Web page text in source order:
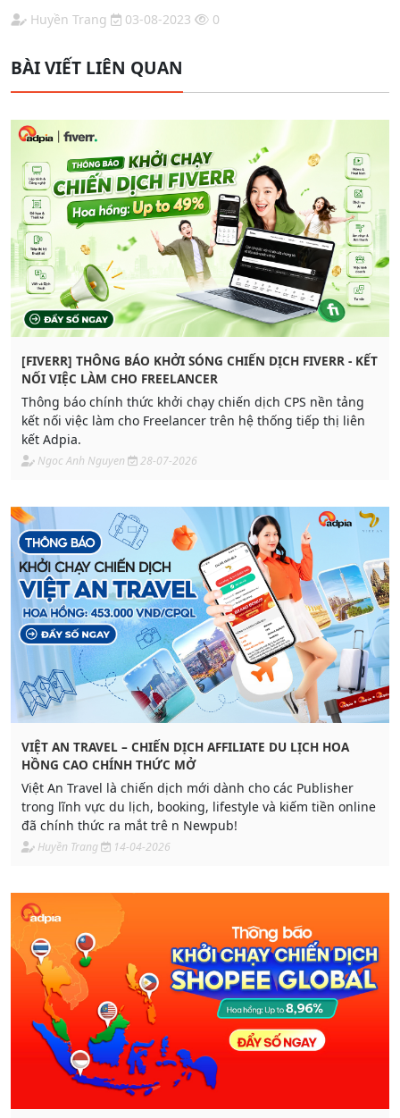
Huyền Trang 03-08-2023 0
BÀI VIẾT LIÊN QUAN
[FIVERR] THÔNG BÁO KHỞI SÓNG CHIẾN DỊCH FIVERR - KẾT
NỐI VIỆC LÀM CHO FREELANCER
Thông báo chính thức khởi chạy chiến dịch CPS nền tảng
kết nối việc làm cho Freelancer trên hệ thống tiếp thị liên
kết Adpia.
Ngoc Anh Nguyen 28-07-2026
VIỆT AN TRAVEL – CHIẾN DỊCH AFFILIATE DU LỊCH HOA
HỒNG CAO CHÍNH THỨC MỞ
Việt An Travel là chiến dịch mới dành cho các Publisher
trong lĩnh vực du lịch, booking, lifestyle và kiếm tiền online
đã chính thức ra mắt trê n Newpub!
Huyền Trang 14-04-2026